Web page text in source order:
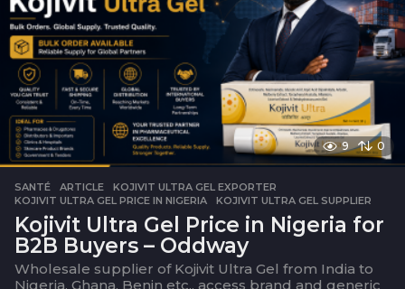
n
9 0
SANTÉ ARTICLE ,KOJIVIT ULTRA GEL EXPORTER
KOJIVIT ULTRA GEL PRICE IN NIGERIA
,KOJIVIT ULTRA GEL SUPPLIER
Kojivit Ultra Gel Price in Nigeria for
B2B Buyers – Oddway
Wholesale supplier of Kojivit Ultra Gel from India to
Nigeria, Ghana, Benin etc., access brand and generic